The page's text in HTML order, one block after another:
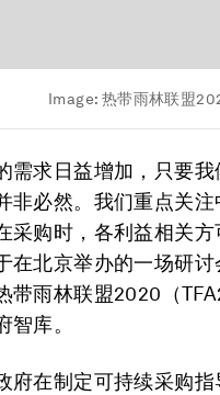
Image: 热带雨林联盟
需求日益增加，只要
非必然。我们重点关
采购时，各利益相关
在北京举办的一场研
带雨林联盟2020（
智库。
府在制定可持续采购